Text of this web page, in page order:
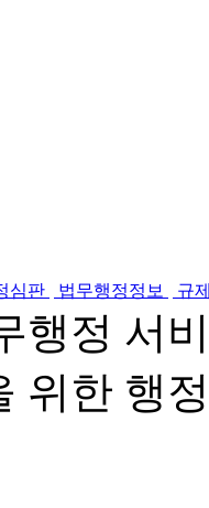
심판 법무행정정보 규
행정 서
위한 행